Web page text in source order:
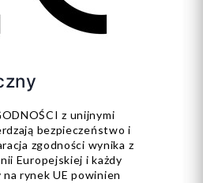
z unijnymi
bezpieczeństwo i
zgodności wynika z
Europejskiej i każdy
rynek UE powinien